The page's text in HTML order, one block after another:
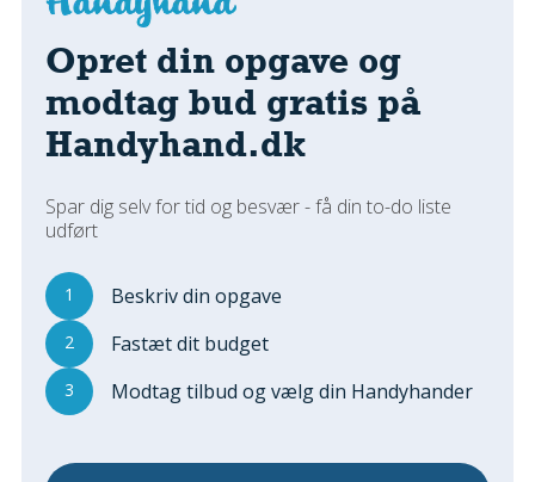
Om Materialer
Tips Og Tests
VVS
Montage Og Udskiftning
Reparation Og Vedligehold
Varme Og Energi
Andet
MALER
Indendørs
Udendørs
Kan Det Males?
MURER
Opret din opgave og
modtag bud gratis på
Handyhand.dk
Spar dig selv for tid og besvær - få din to-do liste
udført
1 Beskriv din opgave
2 Fastæt dit budget
3 Modtag tilbud og vælg din Handyhander